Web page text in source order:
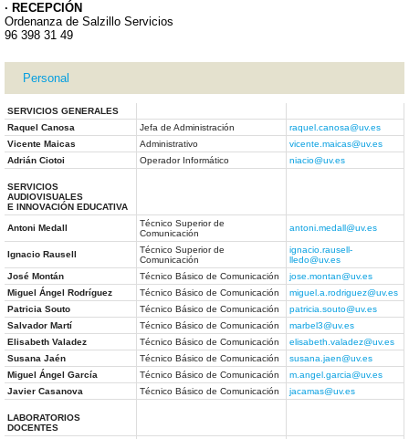
· RECEPCIÓN
Ordenanza de Salzillo Servicios
96 398 31 49
Personal
SERVICIOS GENERALES
Raquel Canosa
Jefa de Administración
raquel.canosa@uv.es
Vicente Maicas
Administrativo
vicente.maicas@uv.es
Adrián Ciotoi
Operador Informático niacio@uv.es
SERVICIOS
AUDIOVISUALES
E INNOVACIÓN EDUCATIVA
Antoni Medall
Técnico Superior de
Comunicación
antoni.medall@uv.es
Ignacio Rausell
Técnico Superior de
Comunicación
ignacio.rausell-
lledo@uv.es
José Montán
Técnico Básico de Comunicación
jose.montan@uv.es
Miguel Ángel Rodríguez
Técnico Básico de Comunicación
miguel.a.rodriguez@uv.es
Patricia Souto
Técnico Básico de Comunicación
patricia.souto@uv.es
Salvador Martí
Técnico Básico de Comunicación
marbel3@uv.es
Elisabeth Valadez
Técnico Básico de Comunicación
elisabeth.valadez@uv.es
Susana Jaén
Técnico Básico de Comunicación
susana.jaen@uv.es
Miguel Ángel García
Técnico Básico de Comunicación
m.angel.garcia@uv.es
Javier Casanova
Técnico Básico de Comunicación jacamas@uv.es
LABORATORIOS
DOCENTES